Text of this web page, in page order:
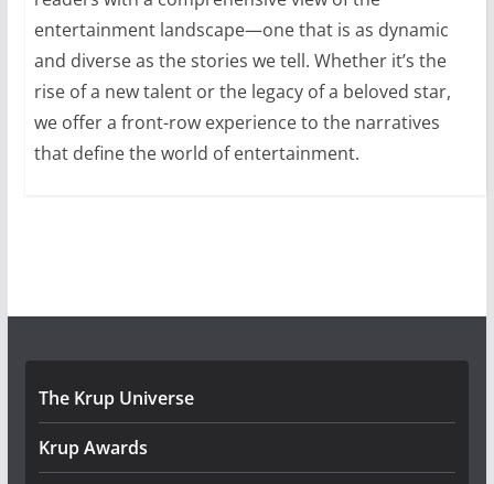
entertainment landscape—one that is as dynamic
and diverse as the stories we tell. Whether it’s the
rise of a new talent or the legacy of a beloved star,
we offer a front-row experience to the narratives
that define the world of entertainment.
The Krup Universe
Krup Awards